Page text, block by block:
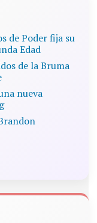
de Poder fija su
Edad
de la Bruma
nueva